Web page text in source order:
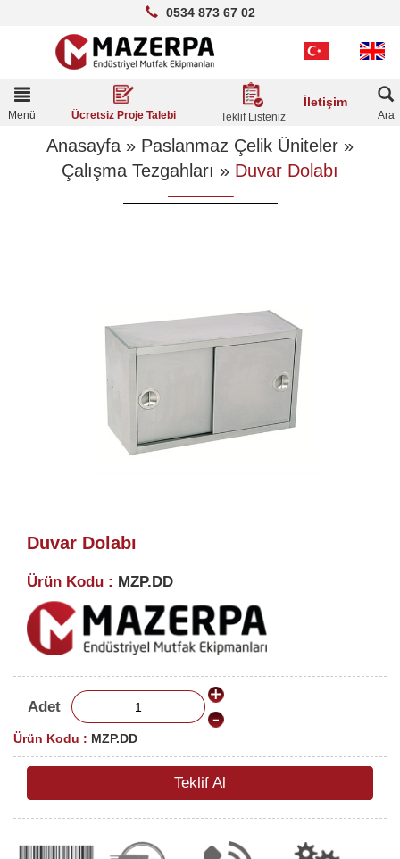
0534 873 67 02
Toggle
navigation
Menü Ücretsiz Proje Talebi Teklif Listeniz
İletişim
Ara
Anasayfa » Paslanmaz Çelik Üniteler »
Çalışma Tezgahları » Duvar Dolabı
Duvar Dolabı
Ürün Kodu : MZP.DD
Adet
Ürün Kodu : MZP.DD
Teklif Al